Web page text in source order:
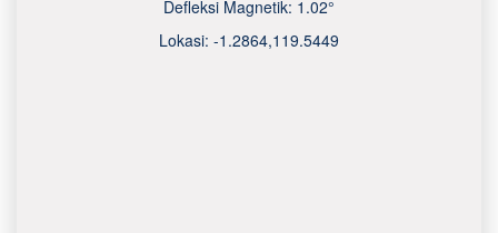
Defleksi Magnetik: 1.02°
Lokasi: -1.2864,119.5450